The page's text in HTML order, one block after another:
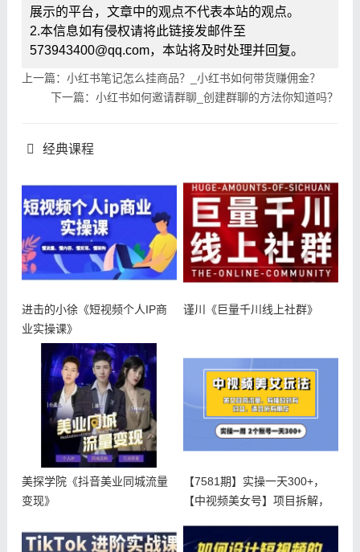
展示的平台，文章中的观点不代表本站的观点。
2.本信息如有侵权请将此链接发邮件至
573943400@qq.com，本站将及时处理并回复。
上一篇：小红书笔记怎么挂商品？_小红书如何带货赚佣金？
下一篇：小红书如何邀请群聊_创建群聊的方法你知道吗？
经典课程
进击的小徐《短视频个人IP商
业实操课》
谨川《巨量千川线上社群》
美探学院《抖音美业同城流量
变现》
【7581期】实操一天300+，
【中视频美女号】项目拆解，